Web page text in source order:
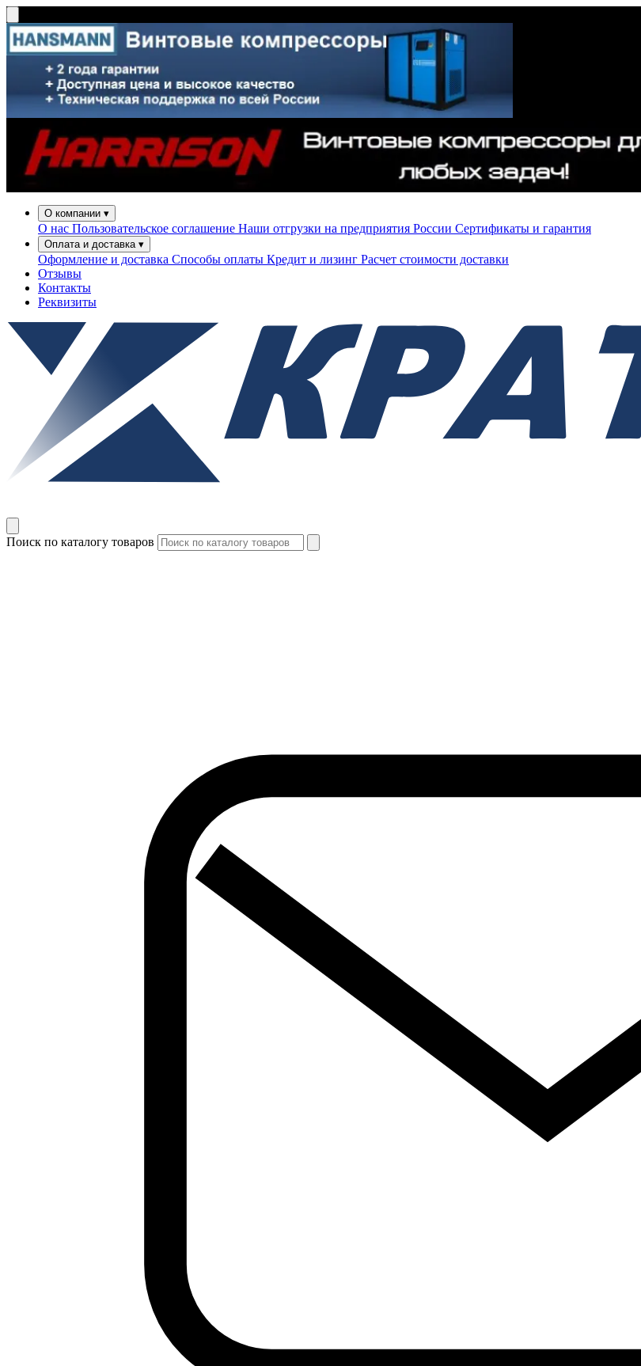
О компании ▾
О нас Пользовательское соглашение Наши отгрузки на предприятия России Сертификаты и гарантия
Оплата и доставка ▾
Оформление и доставка Способы оплаты Кредит и лизинг Расчет стоимости доставки
Отзывы
Контакты
Реквизиты
Поиск по каталогу товаров